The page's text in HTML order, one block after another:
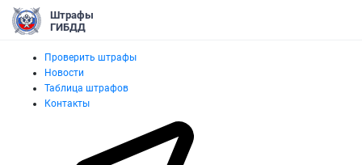
Штрафы
ГИБДД
Проверить штрафы
Новости
Таблица штрафов
Контакты